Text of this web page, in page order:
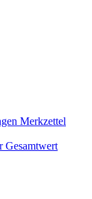
Merkzettel
Gesamtwert